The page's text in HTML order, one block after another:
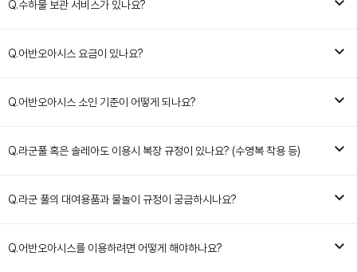
Q.수하물 보관 서비스가 있나요?
Q.어반오아시스 요금이 있나요?
Q.어반오아시스 소인 기준이 어떻게 되나요?
Q.라군풀 혹은 솔레아도 이용시 복장 규정이 있나요? (수영복 착용 등)
Q.라군 풀의 대여용품과 물놀이 규정이 궁금하시나요?
Q.어반오아시스를 이용하려면 어떻게 해야하나요?